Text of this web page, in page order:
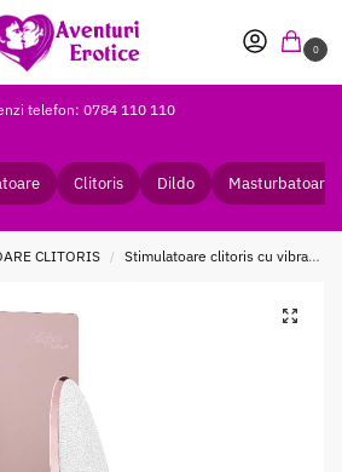
0
telefon: 0784 110 110
Clitoris Dildo Masturbatoare
CLITORIS / Stimulatoare clitoris cu vibratii